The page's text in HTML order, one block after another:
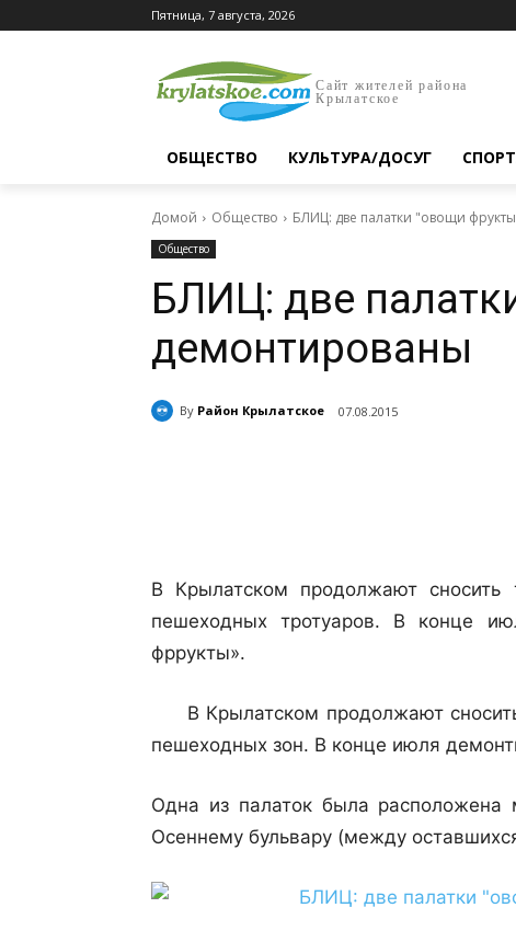
Пятница, 7 августа, 2026
Сайт жителей района
Крылатское
ОБЩЕСТВО КУЛЬТУРА/ДОСУГ
Домой Общество БЛИЦ: две палатки "овощи
Общество
БЛИЦ: две
демонтированы
By Район Крылатское 07.08.2015
В Крылатском продолжают сносить
пешеходных тротуаров. В конце
фррукты».
В Крылатском продолжают сносить
пешеходных зон. В конце июля
Одна из палаток была
Осеннему бульвару (между